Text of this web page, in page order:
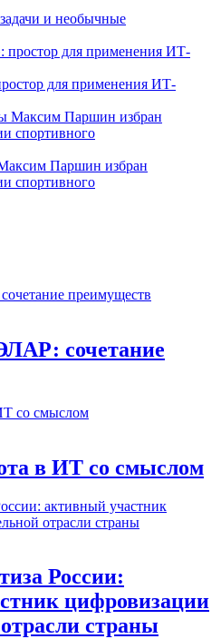
и необычные
для применения ИТ-
Паршин избран
спортивного
сочетание
в ИТ со смыслом
России:
цифровизации
страны